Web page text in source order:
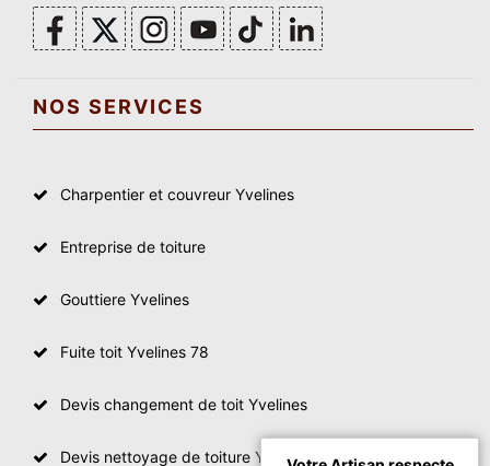
NOS SERVICES
Charpentier et couvreur Yvelines
Entreprise de toiture
Gouttiere Yvelines
Fuite toit Yvelines 78
Devis changement de toit Yvelines
Devis nettoyage de toiture Yvelines